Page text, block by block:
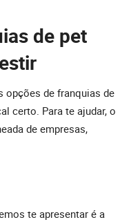
de pet
opções de franquias de
certo. Para te ajudar, o
de empresas,
te apresentar é a